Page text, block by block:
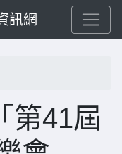
訊網
第41屆